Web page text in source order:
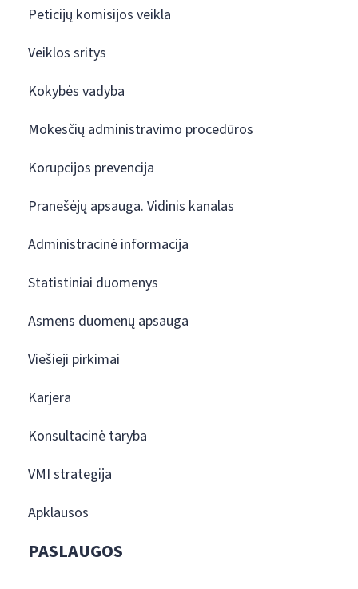
Peticijų komisijos veikla
Veiklos sritys
Kokybės vadyba
Mokesčių administravimo procedūros
Korupcijos prevencija
Pranešėjų apsauga. Vidinis kanalas
Administracinė informacija
Statistiniai duomenys
Asmens duomenų apsauga
Viešieji pirkimai
Karjera
Konsultacinė taryba
VMI strategija
Apklausos
PASLAUGOS